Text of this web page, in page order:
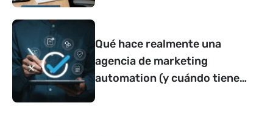
Qué hace realmente una
agencia de marketing
automation (y cuándo tiene